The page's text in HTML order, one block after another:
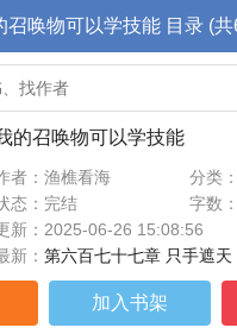
召唤物可以学技能 目录 (
的召唤物可以学技能
者：渔樵看海
分类
态：完结
字数
新：2025-06-26 15:08:56
新： 第六百七十七章 只手遮天
加入书架